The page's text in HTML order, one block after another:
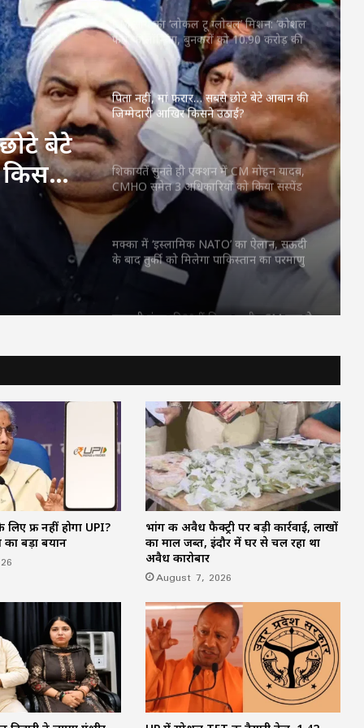
बेटे
किसने
CM साय का ‘लोकल टू ग्लोबल’ मिशन: ‘कोशल
फैब’ की लॉन्चिंग, बुनकरों को 10.90 करोड़ की
मदद; आत्मसमर्पित महिलाओं ने किया रैंप वॉक
पिता नहीं, मां फरार… सबसे छोटे बेटे आबान की
जिम्मेदारी आखिर किसने उठाई?
शिकायतें सुनते ही एक्शन में CM मोहन यादव,
CMHO समेत 3 अधिकारियों को किया सस्पेंड
मक्का में ‘इस्लामिक NATO’ का ऐलान, सऊदी
के बाद तुर्की को मिलेगा पाकिस्तान का परमाणु
महतारी वंदन की 30वीं किस्त जारी : CM साय ने
फैब’ की लॉन्चिंग, बुनकरों को 10.90 करोड़ की
मदद; आत्मसमर्पित महिलाओं ने किया रैंप वॉक
पिता नहीं, मां फरार… सबसे छोटे बेटे आबान की
जिम्मेदारी आखिर किसने उठाई?
शिकायतें सुनते ही एक्शन में CM मोहन यादव,
CMHO समेत 3 अधिकारियों को किया सस्पेंड
मक्का में ‘इस्लामिक NATO’ का ऐलान, सऊदी
के बाद तुर्की को मिलेगा पाकिस्तान का परमाणु
कवच
फ्री नहीं होगा UPI?
का बड़ा बयान
भांग की अवैध फैक्ट्री पर बड़ी कार्रवाई, लाखों
का माल जब्त, इंदौर में घर से चल रहा था
अवैध कारोबार
August 7, 2026